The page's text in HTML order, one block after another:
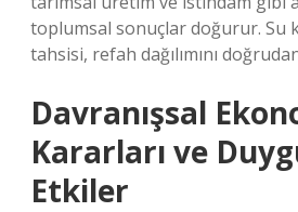
toplumsal sonuçlar doğurur. Su
tahsisi, refah dağılımını
Davranışsal
Kararları ve
Etkiler